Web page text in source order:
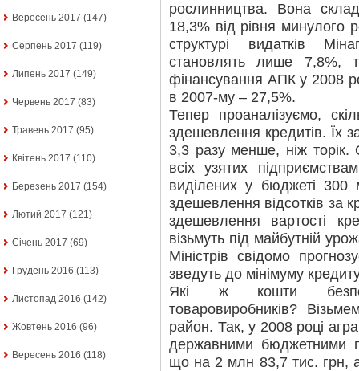
Вересень 2017 (147)
Серпень 2017 (119)
Липень 2017 (149)
Червень 2017 (83)
Травень 2017 (95)
Квітень 2017 (110)
Березень 2017 (154)
Лютий 2017 (121)
Січень 2017 (69)
Грудень 2016 (113)
Листопад 2016 (142)
Жовтень 2016 (96)
Вересень 2016 (118)
рослинництва. Вона
18,3% від рівня минулого
структурі видатків
становлять лише 7,8%,
фінансування АПК у 2008
в 2007-му – 27,5%.
Тепер проаналізуємо,
здешевлення кредитів. Їх
3,3 разу менше, ніж торік.
всіх узятих
виділених у бюджеті 300
здешевлення відсотків за
здешевлення вартості
візьмуть під майбутній
Міністрів свідомо
зведуть до мінімуму
Які ж кошти
товаровиробників?
район. Так, у 2008 році
державними бюджетними
що на 2 млн 83,7 тис. грн,